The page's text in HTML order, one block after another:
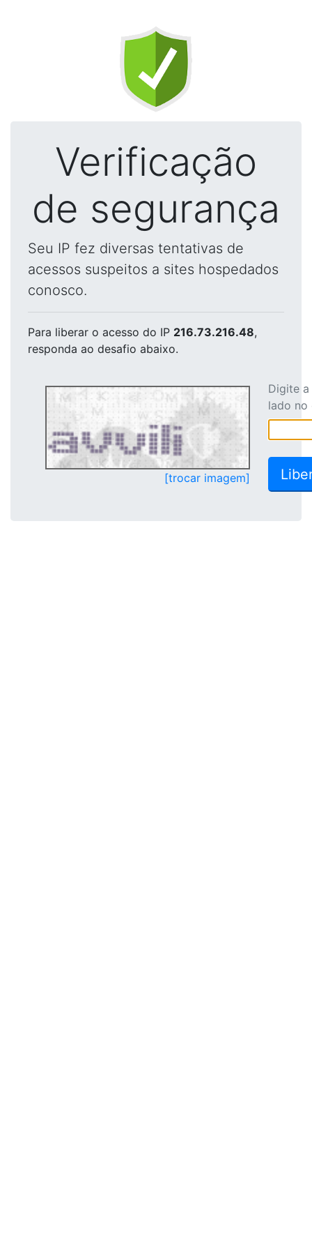
Verificação
de segurança
Seu IP fez diversas tentativas de
acessos suspeitos a sites hospedados
conosco.
Para liberar o acesso do IP 216.73.216.48,
responda ao desafio abaixo.
[trocar imagem]
Digite
lado no